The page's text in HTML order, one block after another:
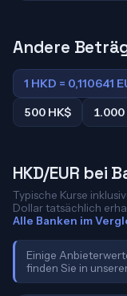
Andere
1 HKD = 0,110641
500 HK$
1.000
HKD/EUR bei
Typische Kurse
Dollar tatsächlich
Alle Banken im
Einige
finden Sie in